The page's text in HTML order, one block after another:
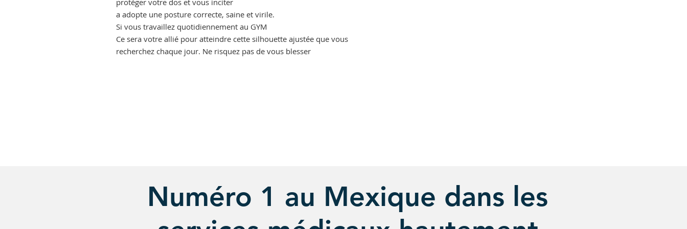
protéger votre dos et vous inciter
a adopte une posture correcte, saine et virile.
Si vous travaillez quotidiennement au GYM
Ce sera votre allié pour atteindre cette silhouette ajustée que vous
recherchez chaque jour. Ne risquez pas de vous blesser
Numéro 1 au Mexique dans les